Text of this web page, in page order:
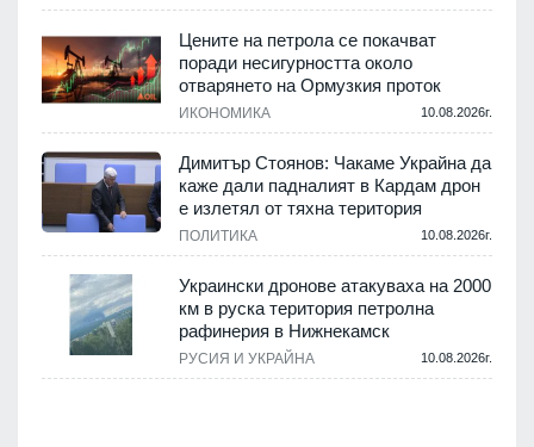
Цените на петрола се покачват
поради несигурността около
отварянето на Ормузкия проток
ИКОНОМИКА 10.08.2026г.
Димитър Стоянов: Чакаме Украйна да
каже дали падналият в Кардам дрон
е излетял от тяхна територия
ПОЛИТИКА 10.08.2026г.
Украински дронове атакуваха на 2000
км в руска територия петролна
рафинерия в Нижнекамск
РУСИЯ И УКРАЙНА 10.08.2026г.